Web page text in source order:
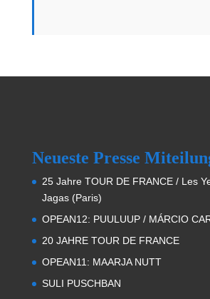
Neueste Presse
25 Jahre TOUR DE FRANCE / Les
Jagas (Paris)
OPEAN12: PUULUUP / MÁRCIO
20 JAHRE TOUR DE FRANCE
OPEAN11: MAARJA NUTT
SULI PUSCHBAN